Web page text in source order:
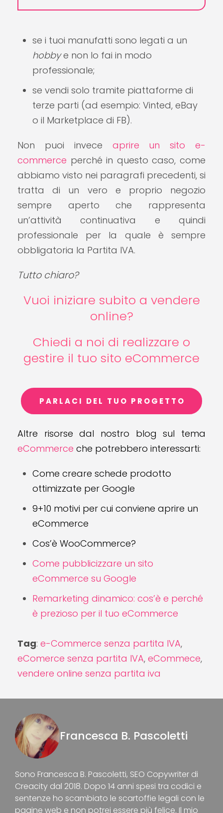
se i tuoi manufatti sono legati a un
hobbye non lo fai in modo
professionale;
se vendi solo tramite piattaforme di
terze parti (ad esempio: Vinted, eBay
o il Marketplace di FB).
Non puoi invece aprire un sito e-
commerce perché in questo caso, come
abbiamo visto nei paragrafi precedenti, si
tratta di un vero e proprio negozio
sempre aperto che rappresenta
un’attività continuativa e quindi
professionale per la quale è sempre
obbligatoria la Partita IVA.
Tutto chiaro?
Vuoi iniziare subito a vendere
online?
Chiedi a noi di realizzare o
gestire il tuo sito eCommerce
PARLACI DEL TUO PROGETTO
Altre risorse dal nostro blog sul tema
eCommerce che potrebbero interessarti:
Come creare schede prodotto
ottimizzate per Google
9+10 motivi per cui conviene aprire un
eCommerce
Cos’è WooCommerce?
Come pubblicizzare un sito
eCommerce su Google
Remarketing dinamico: cos’è e perché
è prezioso per il tuo eCommerce
Tag: e-Commerce senza partita IVA,
eComerce senza partita IVA, eCommece,
vendere online senza partita iva
Francesca B. Pascoletti
Sono Francesca B. Pascoletti, SEO Copywriter di
Creacity dal 2018. Dopo 14 anni spesi tra codici e
sentenze ho scambiato le scartoffie legali con le
pagine web e non potrei essere più felice. Il mio